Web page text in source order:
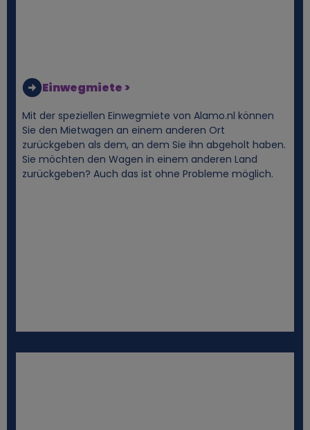
Einwegmiete >
Mit der speziellen Einwegmiete von Alamo.nl können
Sie den Mietwagen an einem anderen Ort
zurückgeben als dem, an dem Sie ihn abgeholt haben.
Sie möchten den Wagen in einem anderen Land
zurückgeben? Auch das ist ohne Probleme möglich.